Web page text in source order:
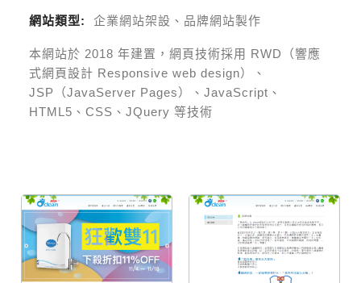
網站類型: 企業網站架設、品牌網站製作
本網站於 2018 年建置，網頁技術採用 RWD（響應
式網頁設計 Responsive web design）、
JSP（JavaServer Pages）、JavaScript、
HTML5、CSS、JQuery 等技術